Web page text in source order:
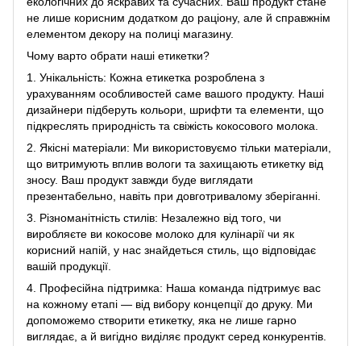
не лише корисним додатком до раціону, але й справжнім
елементом декору на полиці магазину.
Чому варто обрати наші етикетки?
1. Унікальність: Кожна етикетка розроблена з
урахуванням особливостей саме вашого продукту. Наші
дизайнери підберуть кольори, шрифти та елементи, що
підкреслять природність та свіжість кокосового молока.
2. Якісні матеріали: Ми використовуємо тільки матеріали,
що витримують вплив вологи та захищають етикетку від
зносу. Ваш продукт завжди буде виглядати
презентабельно, навіть при довготривалому зберіганні.
3. Різноманітність стилів: Незалежно від того, чи
виробляєте ви кокосове молоко для кулінарії чи як
корисний напій, у нас знайдеться стиль, що відповідає
вашій продукції.
4. Професійна підтримка: Наша команда підтримує вас
на кожному етапі — від вибору концепції до друку. Ми
допоможемо створити етикетку, яка не лише гарно
виглядає, а й вигідно виділяє продукт серед конкурентів.